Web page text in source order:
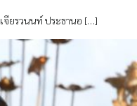
จียรวนนท์ ประธานอ […]